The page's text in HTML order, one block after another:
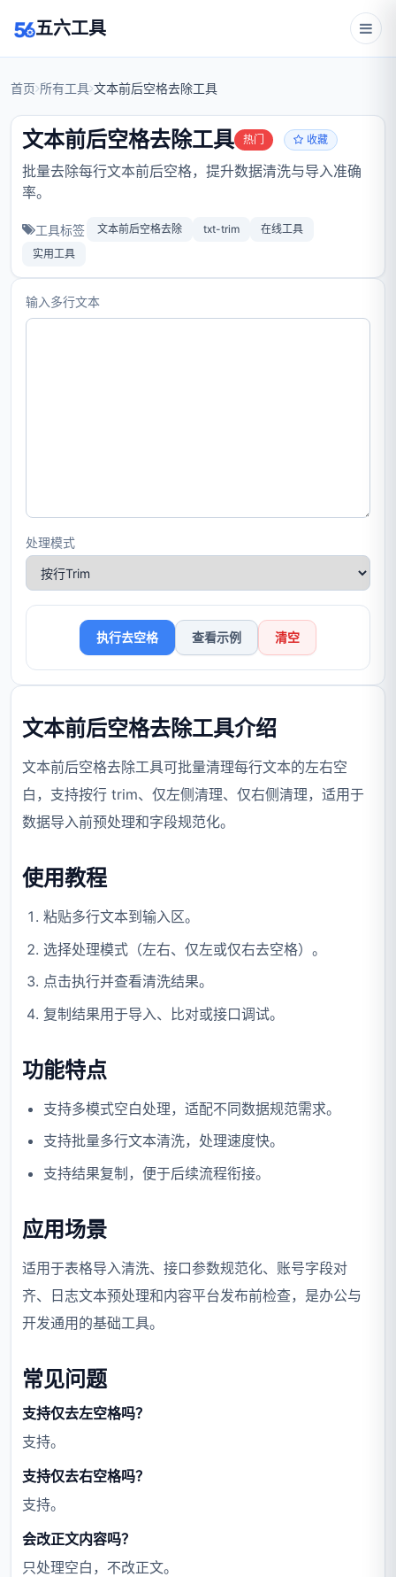
五六工具
首页 所有工具 文本前后空格去除工具
文本前后空格去除工具 热门 收藏
批量去除每行文本前后空格，提升数据清洗与导入准确
率。
工具标签 文本前后空格去除 txt-trim
在线工具
实用工具
输入多行文本
处理模式
执行去空格 查看示例 清空
文本前后空格去除工具介绍
文本前后空格去除工具可批量清理每行文本的左右空
白，支持按行 trim、仅左侧清理、仅右侧清理，适用于
数据导入前预处理和字段规范化。
使用教程
粘贴多行文本到输入区。
选择处理模式（左右、仅左或仅右去空格）。
点击执行并查看清洗结果。
复制结果用于导入、比对或接口调试。
功能特点
支持多模式空白处理，适配不同数据规范需求。
支持批量多行文本清洗，处理速度快。
支持结果复制，便于后续流程衔接。
应用场景
适用于表格导入清洗、接口参数规范化、账号字段对
齐、日志文本预处理和内容平台发布前检查，是办公与
开发通用的基础工具。
常见问题
支持仅去左空格吗？
支持。
支持仅去右空格吗？
支持。
会改正文内容吗？
只处理空白，不改正文。